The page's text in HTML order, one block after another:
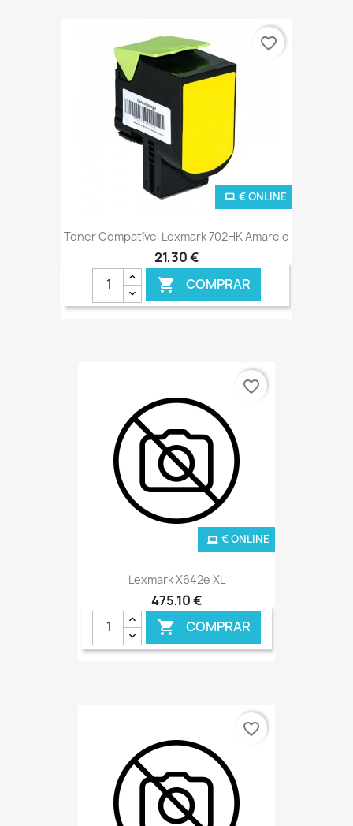
Toner Compatível Lexmark 702HK Amarelo
21,30 €
 COMPRAR
€ ONLINE
favorite_border
Lexmark X642e XL
475,10 €
 COMPRAR
€ ONLINE
favorite_border
favorite_border